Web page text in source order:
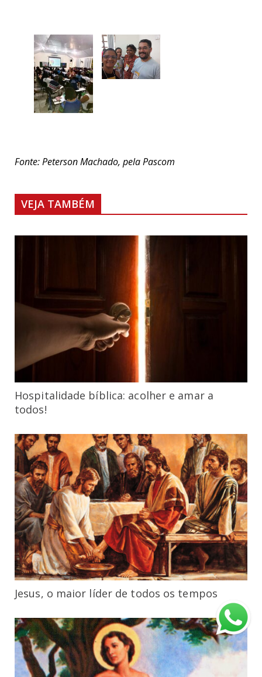
Fonte: Peterson Machado, pela Pascom
VEJA TAMBÉM
Hospitalidade bíblica: acolher e amar a
todos!
Jesus, o maior líder de todos os tempos